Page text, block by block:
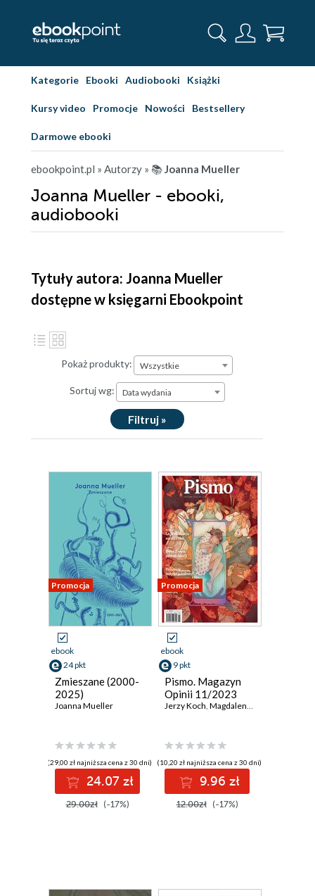
Kategorie Ebooki Audiobooki Książki
Kursy video Promocje Nowości Bestsellery
Darmowe ebooki
ebookpoint.pl » Autorzy » 📚Joanna Mueller
Joanna Mueller - ebooki,
audiobooki
Tytuły autora: Joanna Mueller
dostępne w księgarni Ebookpoint
Pokaż produkty: Wszystkie
Sortuj wg: Data wydania
Filtruj »
Promocja
ebook
24 pkt
Zmieszane (2000-
2025)
Joanna Mueller
(29,00 zł najniższa cena z 30 dni)
24.07 zł
29.00zł (-17%)
Promocja
ebook
9 pkt
Pismo. Magazyn
Opinii 11/2023
Jerzy Koch, Magdalena Kicińska
(10,20 zł najniższa cena z 30 dni)
9.96 zł
12.00zł (-17%)